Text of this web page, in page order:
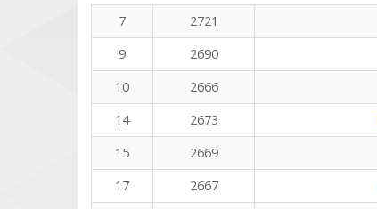
7
2721
9
2690
10
2666
14
2673
15
2669
17
2667